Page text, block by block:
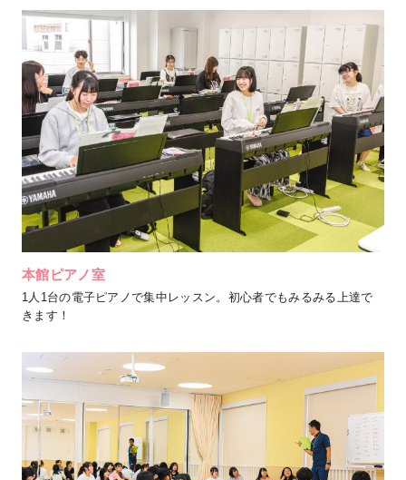
本館ピアノ室
1人1台の電子ピアノで集中レッスン。初心者でもみるみる上達で
きます！